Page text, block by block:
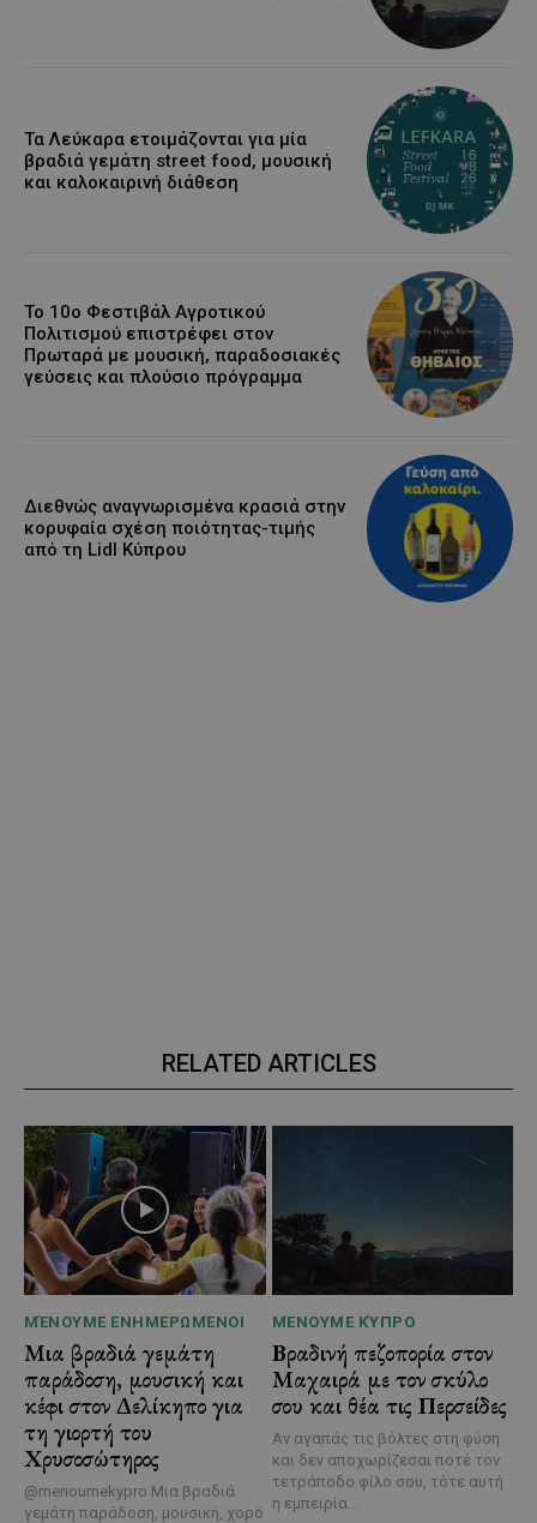
Τα Λεύκαρα ετοιμάζονται για μία
βραδιά γεμάτη street food, μουσική
και καλοκαιρινή διάθεση
Το 10ο Φεστιβάλ Αγροτικού
Πολιτισμού επιστρέφει στον
Πρωταρά με μουσική, παραδοσιακές
γεύσεις και πλούσιο πρόγραμμα
Διεθνώς αναγνωρισμένα κρασιά στην
κορυφαία σχέση ποιότητας-τιμής
από τη Lidl Κύπρου
RELATED ARTICLES
ΜΈΝΟΥΜΕ ΕΝΗΜΕΡΩΜΈΝΟΙ
Μια βραδιά γεμάτη
παράδοση, μουσική και
κέφι στον Δελίκηπο για
τη γιορτή του
Χρυσοσώτηρος
@menoumekypro Μια βραδιά
γεμάτη παράδοση, μουσική, χορό
ΜΈΝΟΥΜΕ ΚΎΠΡΟ
Βραδινή πεζοπορία στον
Μαχαιρά με τον σκύλο
σου και θέα τις Περσείδες
Αν αγαπάς τις βόλτες στη φύση
και δεν αποχωρίζεσαι ποτέ τον
τετράποδο φίλο σου, τότε αυτή
η εμπειρία...